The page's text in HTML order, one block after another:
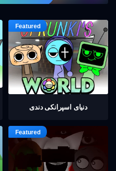
دنیای اسپرانکی دندی